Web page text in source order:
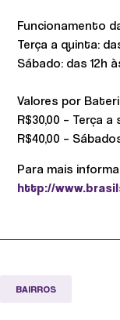
Funcionamento
Terça a quinta:
Sábado: das 12h
Valores por
R$30,00 – Terça a
R$40,00 –
Para mais
http://
BAIRROS